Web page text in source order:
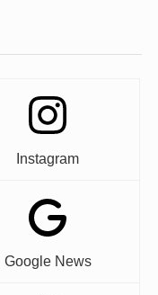
Instagram
Google News